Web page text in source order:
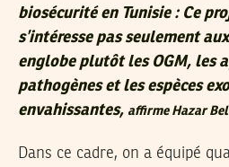
biosécurité en Tunisie : Ce
s’intéresse pas seulement
englobe plutôt les OGM, les
pathogènes et les espèces
envahissantes, affirme Hazar
Dans ce cadre, on a équipé